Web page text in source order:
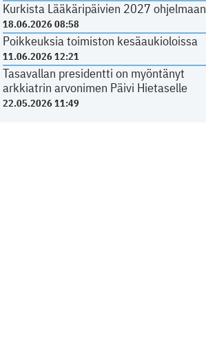
Kurkista Lääkäripäivien 2027 ohjelmaan
18.06.2026 08:58
Poikkeuksia toimiston kesäaukioloissa
11.06.2026 12:21
Tasavallan presidentti on myöntänyt
arkkiatrin arvonimen Päivi Hietaselle
22.05.2026 11:49